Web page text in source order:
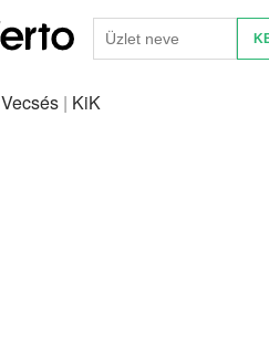
Vecsés | KiK